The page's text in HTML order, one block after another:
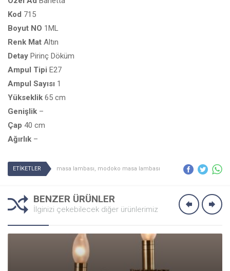
Kod 715
Boyut NO 1ML
Renk Mat Altın
Detay Pirinç Döküm
Ampul Tipi E27
Ampul Sayısı 1
Yükseklik 65 cm
Genişlik –
Çap 40 cm
Ağırlık –
ETİKETLER masa lambası, modoko masa lambası
BENZER ÜRÜNLER
İlginizi çekebilecek diğer ürünlerimiz